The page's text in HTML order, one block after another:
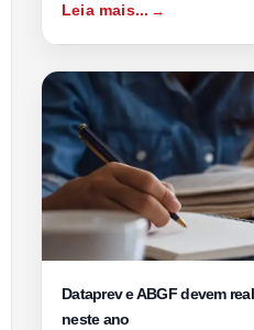
Leia mais...
Dataprev e ABGF devem
neste ano